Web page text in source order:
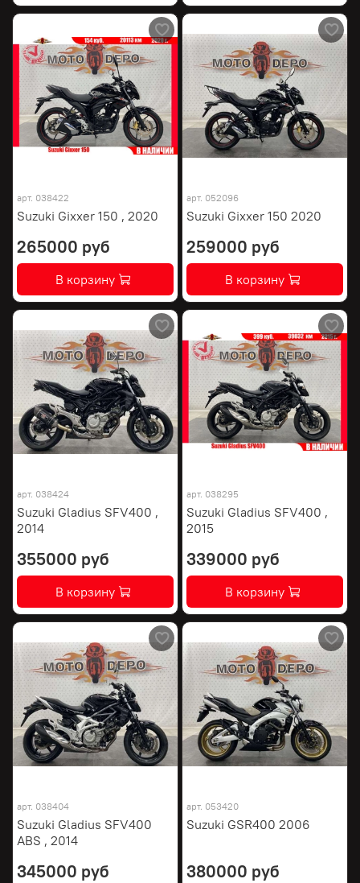
арт. 038422
Suzuki Gixxer 150 , 2020
265000 руб
В корзину
арт. 052096
Suzuki Gixxer 150 2020
259000 руб
В корзину
арт. 038424
Suzuki Gladius SFV400 ,
2014
355000 руб
В корзину
арт. 038295
Suzuki Gladius SFV400 ,
2015
339000 руб
В корзину
арт. 038404
Suzuki Gladius SFV400
ABS , 2014
345000 руб
арт. 053420
Suzuki GSR400 2006
380000 руб